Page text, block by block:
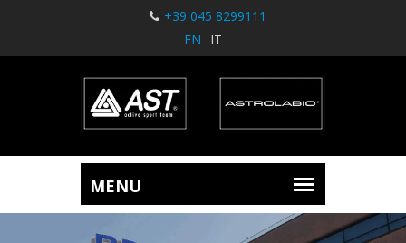
+39 045 8299111
EN
IT